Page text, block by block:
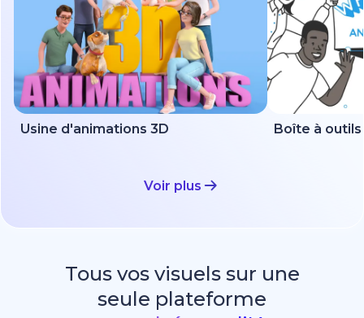
Usine d'animations 3D
Voir plus
Tous vos visuels sur une
seule plateforme